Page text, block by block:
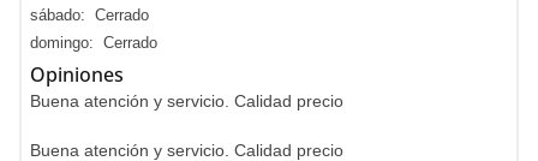
sábado: Cerrado
domingo: Cerrado
Opiniones
Buena atención y servicio. Calidad precio
Buena atención y servicio. Calidad precio